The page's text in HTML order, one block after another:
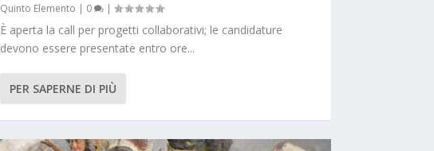
Quinto Elemento | 0 |
È aperta la call per progetti collaborativi; le candidature
devono essere presentate entro ore...
PER SAPERNE DI PIÙ